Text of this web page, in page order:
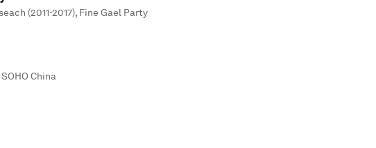
(2011-2017), Fine Gael Party
China